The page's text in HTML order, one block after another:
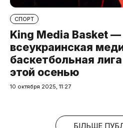
СПОРТ
King Media Basket —
всеукраинская
баскетбольная
этой осенью
10 октября 2025, 11:27
БІЛЬШЕ